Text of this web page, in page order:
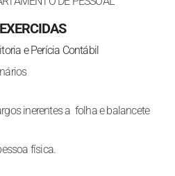
e Perícia Contábil
inerentes a folha e balancete
física.